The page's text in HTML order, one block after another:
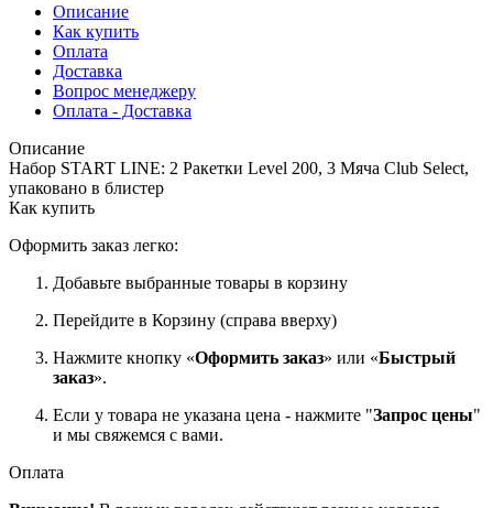
Описание
Как купить
Оплата
Доставка
Вопрос менеджеру
Оплата - Доставка
Описание
Набор START LINE: 2 Ракетки Level 200, 3 Мяча Club Select,
упаковано в блистер
Как купить
Оформить заказ легко:
Добавьте выбранные товары в корзину
Перейдите в Корзину (справа вверху)
Нажмите кнопку «Оформить заказ» или «Быстрый
заказ».
Если у товара не указана цена - нажмите "Запрос цены"
и мы свяжемся с вами.
Оплата